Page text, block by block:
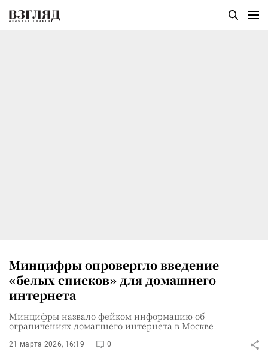
Минцифры опровергло введение
«белых списков» для домашнего
интернета
Минцифры назвало фейком информацию об
ограничениях домашнего интернета в Москве
21 марта 2026, 16:19 0